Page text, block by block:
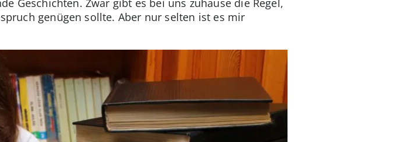
Geschichten. Zwar gibt es bei uns zuhause die Regel,
genügen sollte. Aber nur selten ist es mir